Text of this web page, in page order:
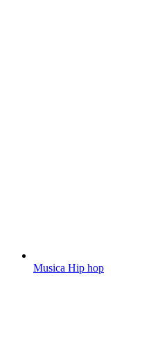
Musica Hip hop